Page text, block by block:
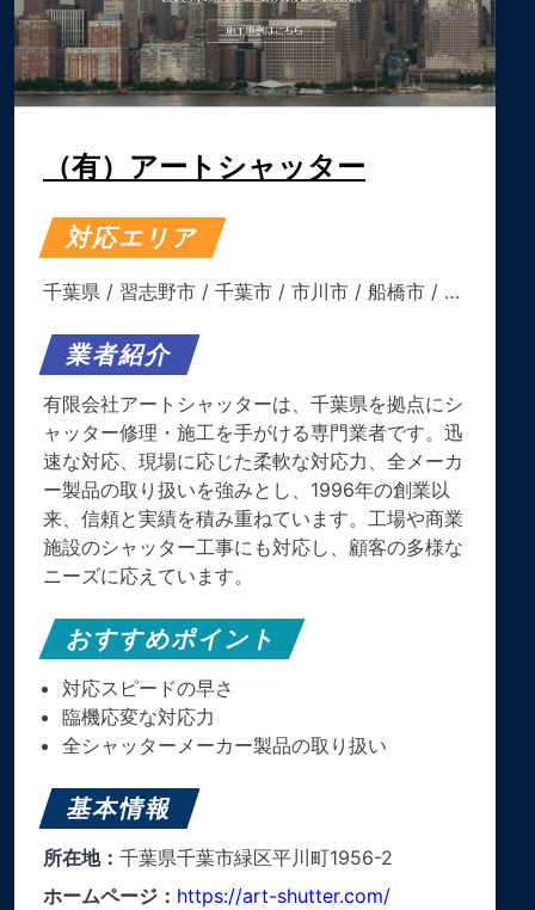
（有）アートシャッター
対応エリア
千葉県 / 習志野市 / 千葉市 / 市川市 / 船橋市 / …
業者紹介
有限会社アートシャッターは、千葉県を拠点にシ
ャッター修理・施工を手がける専門業者です。迅
速な対応、現場に応じた柔軟な対応力、全メーカ
ー製品の取り扱いを強みとし、1996年の創業以
来、信頼と実績を積み重ねています。工場や商業
施設のシャッター工事にも対応し、顧客の多様な
ニーズに応えています。
おすすめポイント
対応スピードの早さ
臨機応変な対応力
全シャッターメーカー製品の取り扱い
基本情報
所在地： 千葉県千葉市緑区平川町1956-2
ホームページ： https://art-shutter.com/